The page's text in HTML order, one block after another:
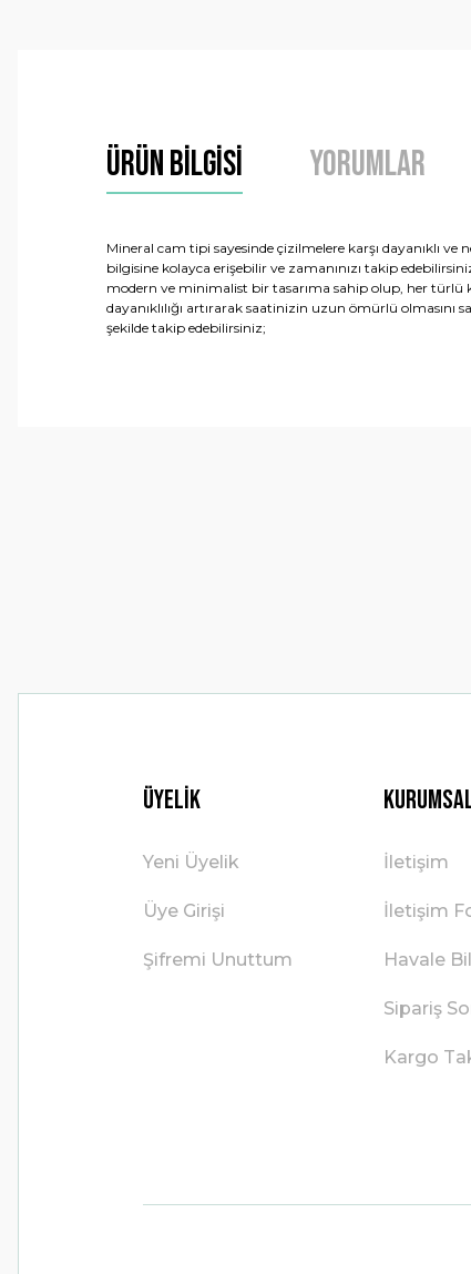
Ürün Bilgisi Yorumlar
Mineral cam tipi sayesinde çizilmelere karşı dayanıklı
bilgisine kolayca erişebilir ve zamanınızı takip
modern ve minimalist bir tasarıma sahip olup, her türlü
dayanıklılığı artırarak saatinizin uzun ömürlü
şekilde takip edebilirsiniz;
Üyelik
Yeni Üyelik
Üye Girişi
Şifremi Unuttum
İletişim
İletişim
Havale
Sipariş
Kargo